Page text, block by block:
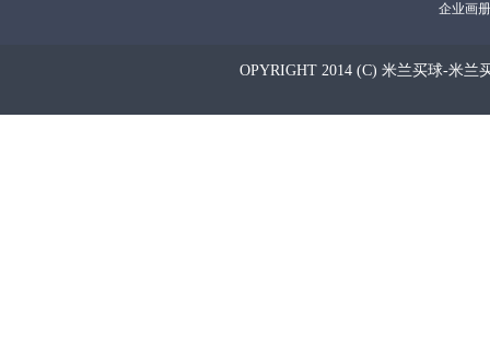
企业画册
OPYRIGHT 2014 (C) 米兰买球-米兰